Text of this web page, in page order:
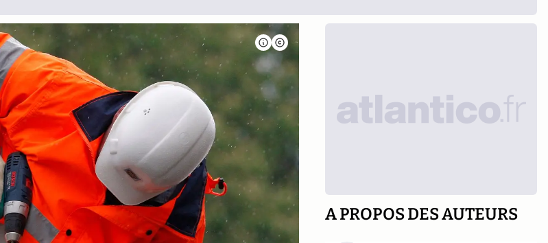
A PROPOS DES AUTEURS